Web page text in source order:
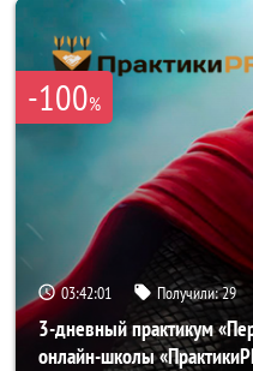
-100%
03:41:58 Получили:29
3-дневный практикум
онлайн-школы